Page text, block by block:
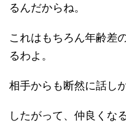
るんだからね。
これはもちろん年齢差
るわよ。
相手からも断然に話し
したがって、仲良くな